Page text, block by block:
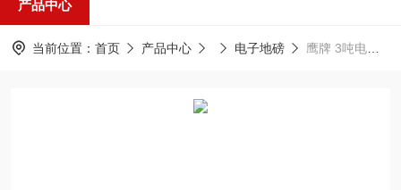
产品中心
当前位置： 首页 产品中心 电子地磅 鹰牌 3吨电子地磅